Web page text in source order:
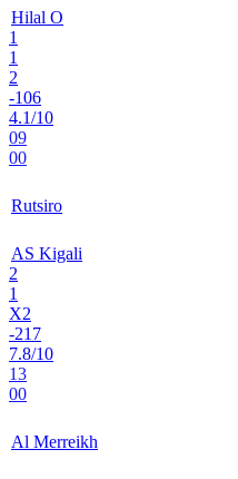
Hilal O
1
1
2
-106
4.1/10
09
00
Rutsiro
AS Kigali
2
1
X2
-217
7.8/10
13
00
Al Merreikh